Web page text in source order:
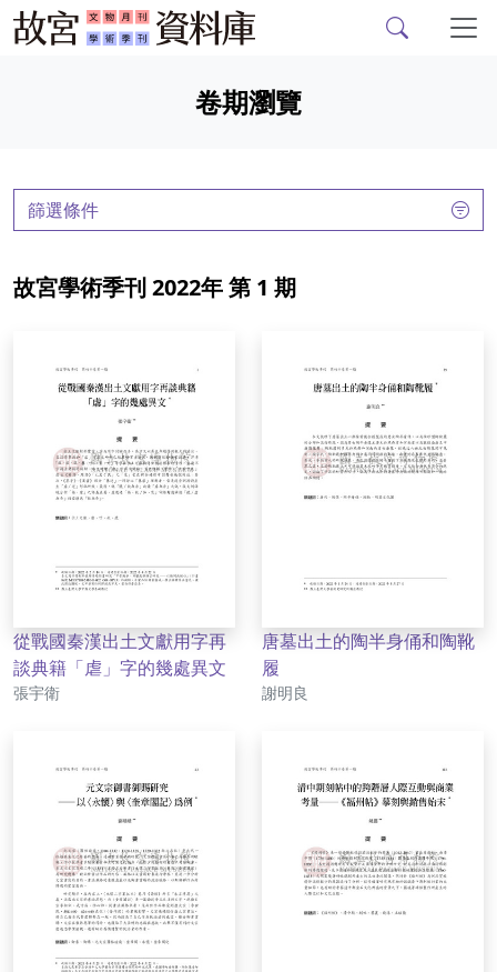
故宮文物月刊、故宮學
卷期瀏覽
篩選條件
故宮學術季刊 2022年 第 1 期
從戰國秦漢出土文獻用字再
談典籍「虐」字的幾處異文
作者
張宇衛
唐墓出土的陶半身俑和陶靴
履
作者
謝明良